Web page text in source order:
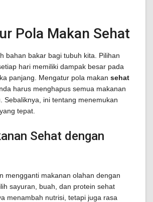
Pola Makan Sehat
bahan bakar bagi tubuh kita. Pilihan
hari memiliki dampak besar pada
panjang. Mengatur pola makan sehat
harus menghapus semua makanan
Sebaliknya, ini tentang menemukan
tepat.
Sehat dengan
mengganti makanan olahan dengan
sayuran, buah, dan protein sehat
menambah nutrisi, tetapi juga rasa